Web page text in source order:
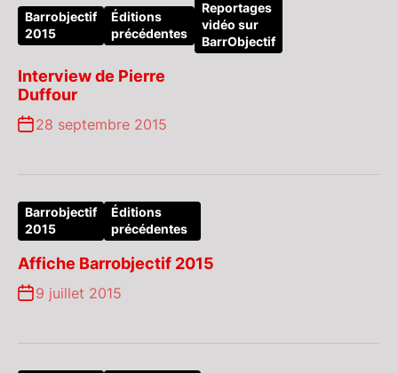
Barrobjectif
2015
Éditions
précédentes
Reportages
vidéo sur
BarrObjectif
Interview de Pierre
Duffour
28 septembre 2015
Barrobjectif
2015
Éditions
précédentes
Affiche Barrobjectif 2015
9 juillet 2015